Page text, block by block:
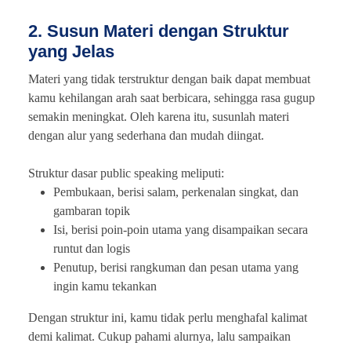
2. Susun Materi dengan Struktur
yang Jelas
Materi yang tidak terstruktur dengan baik dapat membuat
kamu kehilangan arah saat berbicara, sehingga rasa gugup
semakin meningkat. Oleh karena itu, susunlah materi
dengan alur yang sederhana dan mudah diingat.
Struktur dasar public speaking meliputi:
Pembukaan, berisi salam, perkenalan singkat, dan
gambaran topik
Isi, berisi poin-poin utama yang disampaikan secara
runtut dan logis
Penutup, berisi rangkuman dan pesan utama yang
ingin kamu tekankan
Dengan struktur ini, kamu tidak perlu menghafal kalimat
demi kalimat. Cukup pahami alurnya, lalu sampaikan